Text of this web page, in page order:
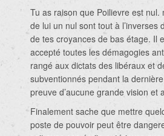
Tu as raison que Poilievre est
de lui un nul sont tout à l’inverses
de tes croyances de bas étage. Il
accepté toutes les démagogies
rangé aux dictats des libéraux et
subventionnés pendant la
preuve d’aucune grande vision et
Finalement sache que mettre
poste de pouvoir peut être